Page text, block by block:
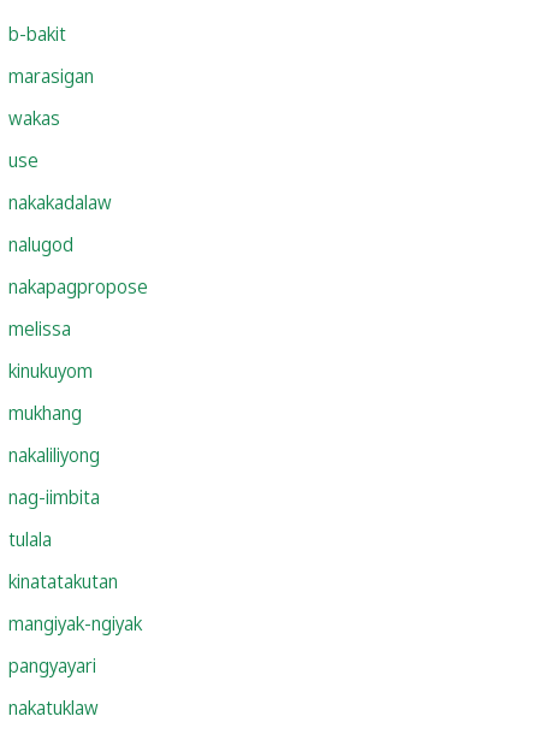
b-bakit
marasigan
wakas
use
nakakadalaw
nalugod
nakapagpropose
melissa
kinukuyom
mukhang
nakaliliyong
nag-iimbita
tulala
kinatatakutan
mangiyak-ngiyak
pangyayari
nakatuklaw